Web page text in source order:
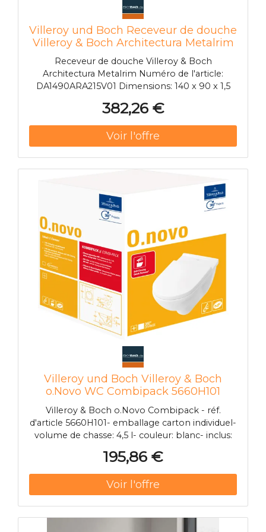
Villeroy und Boch Receveur de douche
Villeroy & Boch Architectura Metalrim
DA1490ARA215V01, 140 x 90 x 1,5 cm,
blanc
Receveur de douche Villeroy & Boch
Architectura Metalrim Numéro de l'article:
DA1490ARA215V01 Dimensions: 140 x 90 x 1,5
zone du bord pour une stabilité maximale
Fabriqué en acrylique sanitaire insensible aux
chocs et aux chocs Types d'installation:
installation encastrée, installation sur carreaux
ou installation sur socle Avec couvercle de
382,26 €
Villeroy und Boch Villeroy & Boch
o.Novo WC Combipack 5660H101
blanc, cuvette à fond creux, WC et
abattant
Villeroy & Boch o.Novo Combipack - réf.
d'article 5660H101- emballage carton individuel-
volume de chasse: 4,5 l- couleur: blanc- inclus:
au mur, sortie horizontal etabattant pour WC à
charnières "Quick Release" et "Soft Closing"
195,86 €